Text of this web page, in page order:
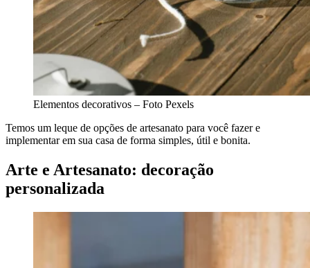
Elementos decorativos – Foto Pexels
Temos um leque de opções de artesanato para você fazer e
implementar em sua casa de forma simples, útil e bonita.
Arte e Artesanato: decoração
personalizada